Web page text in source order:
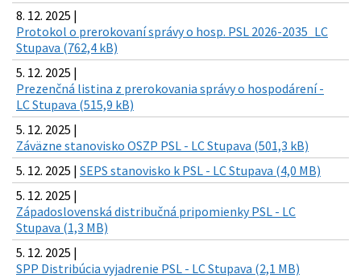
8. 12. 2025 |
Protokol o prerokovaní správy o hosp. PSL 2026-2035_LC
Stupava (762,4 kB)
5. 12. 2025 |
Prezenčná listina z prerokovania správy o hospodárení -
LC Stupava (515,9 kB)
5. 12. 2025 |
Záväzne stanovisko OSZP PSL - LC Stupava (501,3 kB)
5. 12. 2025 | SEPS stanovisko k PSL - LC Stupava (4,0 MB)
5. 12. 2025 |
Západoslovenská distribučná pripomienky PSL - LC
Stupava (1,3 MB)
5. 12. 2025 |
SPP Distribúcia vyjadrenie PSL - LC Stupava (2,1 MB)